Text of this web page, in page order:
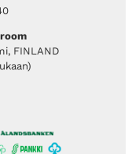
FINLAND